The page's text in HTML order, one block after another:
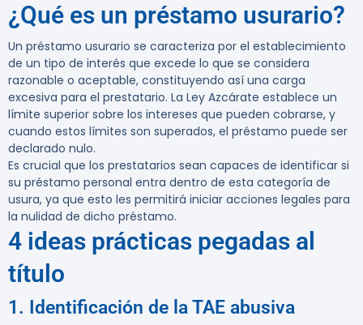
¿Qué es un préstamo usurario?
Un préstamo usurario se caracteriza por el establecimiento
de un tipo de interés que excede lo que se considera
razonable o aceptable, constituyendo así una carga
excesiva para el prestatario. La Ley Azcárate establece un
límite superior sobre los intereses que pueden cobrarse, y
cuando estos límites son superados, el préstamo puede ser
declarado nulo.
Es crucial que los prestatarios sean capaces de identificar si
su préstamo personal entra dentro de esta categoría de
usura, ya que esto les permitirá iniciar acciones legales para
la nulidad de dicho préstamo.
4 ideas prácticas pegadas al
título
1. Identificación de la TAE abusiva